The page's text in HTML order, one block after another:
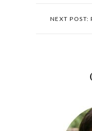
NEXT POST: